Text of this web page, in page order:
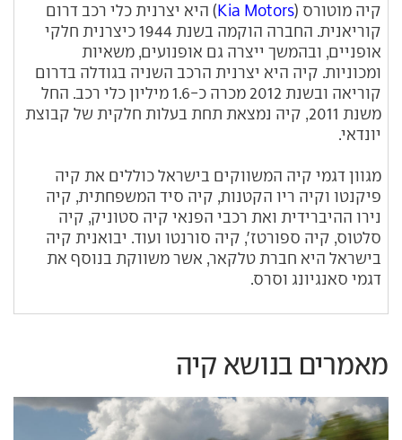
קיה מוטורס (Kia Motors) היא יצרנית כלי רכב דרום
קוריאנית. החברה הוקמה בשנת 1944 כיצרנית חלקי
אופניים, ובהמשך ייצרה גם אופנועים, משאיות
ומכוניות. קיה היא יצרנית הרכב השניה בגודלה בדרום
קוריאה ובשנת 2012 מכרה כ-1.6 מיליון כלי רכב. החל
משנת 2011, קיה נמצאת תחת בעלות חלקית של קבוצת
יונדאי.
מגוון דגמי קיה המשווקים בישראל כוללים את קיה
פיקנטו וקיה ריו הקטנות, קיה סיד המשפחתית, קיה
נירו ההיברידית ואת רכבי הפנאי קיה סטוניק, קיה
סלטוס, קיה ספורטז', קיה סורנטו ועוד. יבואנית קיה
בישראל היא חברת טלקאר, אשר משווקת בנוסף את
דגמי סאנגיונג וסרס.
מאמרים בנושא קיה